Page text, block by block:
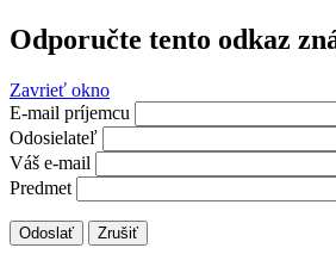
Odporučte tento odkaz
Zavrieť okno
E-mail príjemcu
Odosielateľ
Váš e-mail
Predmet
Odoslať Zrušiť